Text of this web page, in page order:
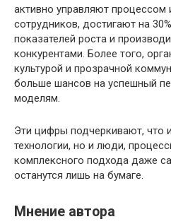
активно управляют
сотрудников, достигают на
показателей роста и
конкурентами. Более того,
культурой и прозрачной
больше шансов на успешный
моделям.
Эти цифры подчеркивают, что
технологии, но и люди,
комплексного подхода даже
останутся лишь на бумаге.
Мнение автора